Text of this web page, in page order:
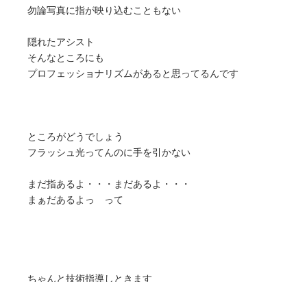
勿論写真に指が映り込むこともない
隠れたアシスト
そんなところにも
プロフェッショナリズムがあると思ってるんです
ところがどうでしょう
フラッシュ光ってんのに手を引かない
まだ指あるよ・・・まだあるよ・・・
まぁだあるよっ って
ちゃんと技術指導しときます